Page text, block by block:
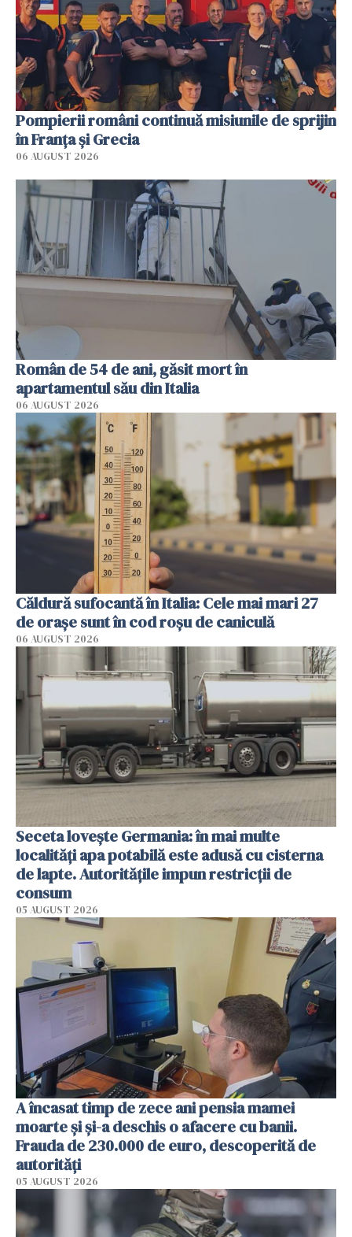
Pompierii români continuă misiunile de sprijin
în Franţa şi Grecia
06 AUGUST 2026
Român de 54 de ani, găsit mort în
apartamentul său din Italia
06 AUGUST 2026
Căldură sufocantă în Italia: Cele mai mari 27
de orașe sunt în cod roșu de caniculă
06 AUGUST 2026
Seceta lovește Germania: în mai multe
localități apa potabilă este adusă cu cisterna
de lapte. Autoritățile impun restricții de
consum
05 AUGUST 2026
A încasat timp de zece ani pensia mamei
moarte și și-a deschis o afacere cu banii.
Frauda de 230.000 de euro, descoperită de
autorități
05 AUGUST 2026